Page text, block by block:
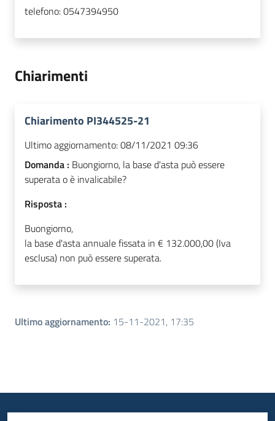
telefono:0547394950
Chiarimenti
Chiarimento PI344525-21
Ultimo aggiornamento:08/11/2021 09:36
Domanda : Buongiorno, la base d'asta può essere
superata o è invalicabile?
Risposta :
Buongiorno,
la base d'asta annuale fissata in € 132.000,00 (Iva
esclusa) non può essere superata.
Ultimo aggiornamento: 15-11-2021, 17:35